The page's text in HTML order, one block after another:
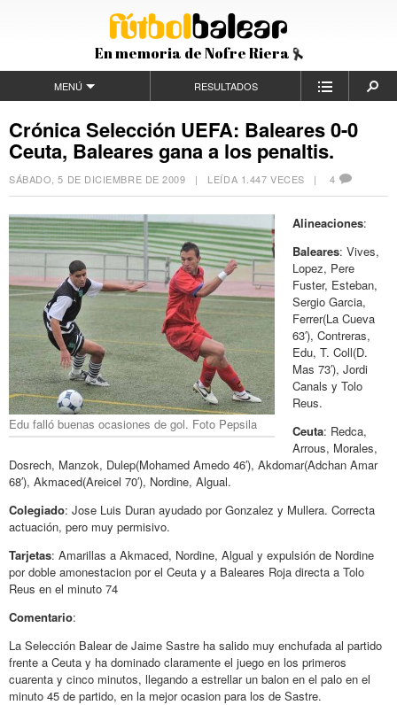
En memoria de Nofre Riera
MENÚ RESULTADOS
Crónica Selección UEFA: Baleares 0-0
Ceuta, Baleares gana a los penaltis.
SÁBADO, 5 DE DICIEMBRE DE 2009 | LEÍDA 1.447 VECES |4
Edu falló buenas ocasiones de gol. Foto Pepsila
Alineaciones:
Baleares: Vives,
Lopez, Pere
Fuster, Esteban,
Sergio Garcia,
Ferrer(La Cueva
63′), Contreras,
Edu, T. Coll(D.
Mas 73′), Jordi
Canals y Tolo
Reus.
Ceuta: Redca,
Arrous, Morales,
Dosrech, Manzok, Dulep(Mohamed Amedo 46′), Akdomar(Adchan Amar
68′), Akmaced(Areicel 70′), Nordine, Algual.
Colegiado: Jose Luis Duran ayudado por Gonzalez y Mullera. Correcta
actuación, pero muy permisivo.
Tarjetas: Amarillas a Akmaced, Nordine, Algual y expulsión de Nordine
por doble amonestacion por el Ceuta y a Baleares Roja directa a Tolo
Reus en el minuto 74
Comentario:
La Selección Balear de Jaime Sastre ha salido muy enchufada al partido
frente a Ceuta y ha dominado claramente el juego en los primeros
cuarenta y cinco minutos, llegando a estrellar un balon en el palo en el
minuto 45 de partido, en la mejor ocasion para los de Sastre.